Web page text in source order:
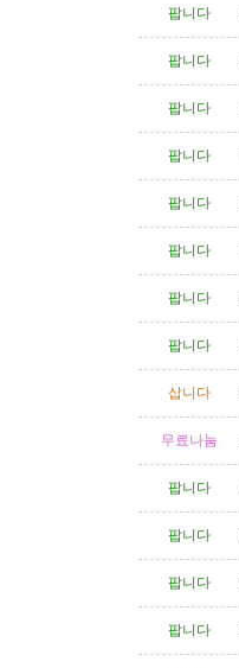
팝니다
팝니다
팝니다
팝니다
팝니다
팝니다
팝니다
팝니다
삽니다
무료나눔
팝니다
팝니다
팝니다
팝니다